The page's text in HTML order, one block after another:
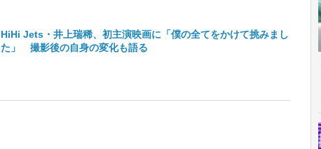
HiHi Jets・井上瑞稀、初主演映画に「僕の全てをかけて挑みまし
た」 撮影後の自身の変化も語る